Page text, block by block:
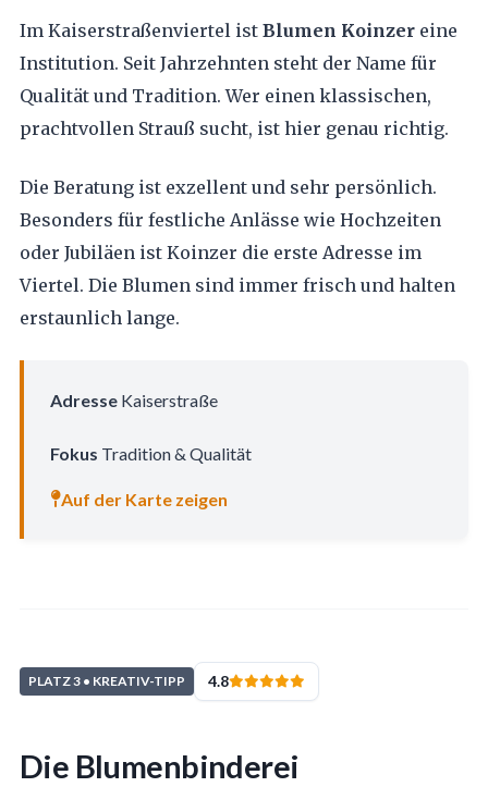
Im Kaiserstraßenviertel ist Blumen Koinzereine
Institution. Seit Jahrzehnten steht der Name für
Qualität und Tradition. Wer einen klassischen,
prachtvollen Strauß sucht, ist hier genau richtig.
Die Beratung ist exzellent und sehr persönlich.
Besonders für festliche Anlässe wie Hochzeiten
oder Jubiläen ist Koinzer die erste Adresse im
Viertel. Die Blumen sind immer frisch und halten
erstaunlich lange.
AdresseKaiserstraße
Fokus Tradition & Qualität
Auf der Karte zeigen
PLATZ 3 • KREATIV-TIPP 4.8
Die Blumenbinderei